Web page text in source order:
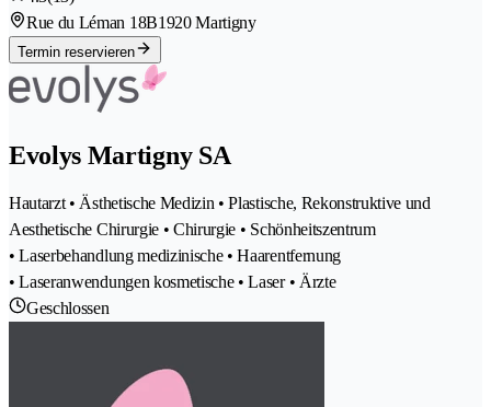
Rue du Léman 18B1920 Martigny
Termin reservieren
Evolys Martigny SA
Hautarzt • Ästhetische Medizin • Plastische, Rekonstruktive und
Aesthetische Chirurgie • Chirurgie • Schönheitszentrum
• Laserbehandlung medizinische • Haarentfernung
• Laseranwendungen kosmetische • Laser • Ärzte
Geschlossen